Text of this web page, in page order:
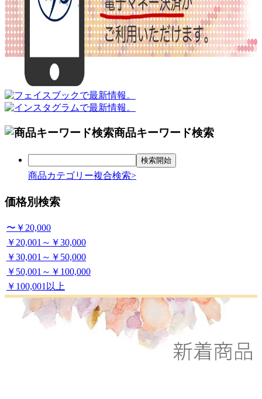
商品キーワード検索
商品カテゴリー複合検索>
価格別検索
〜￥20,000
￥20,001～￥30,000
￥30,001～￥50,000
￥50,001～￥100,000
￥100,001以上